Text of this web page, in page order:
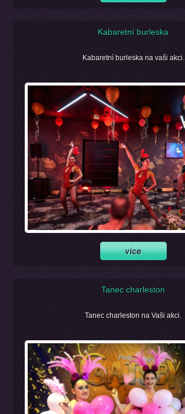
Kabaretní burleska
Kabaretní burleska na vaši akci.
Tanec charleston
Tanec charleston na Vaši akci.